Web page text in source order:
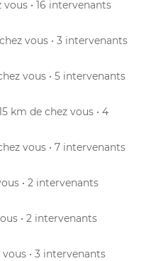
vous • 16 intervenants
vous • 3 intervenants
vous • 5 intervenants
km de chez vous • 4
vous • 7 intervenants
• 2 intervenants
• 2 intervenants
• 3 intervenants